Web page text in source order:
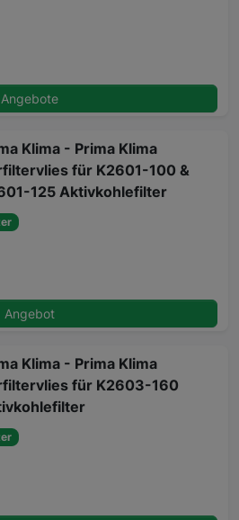
Klima - Prima Klima
für K2601-100 &
125 Aktivkohlefilter
Angebot
Klima - Prima Klima
für K2603-160